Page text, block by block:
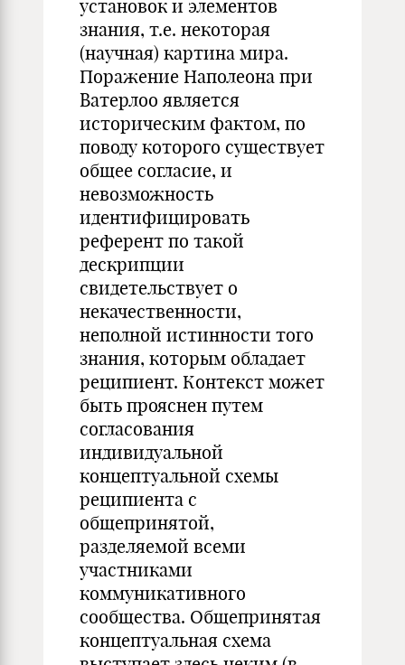
установок и элементов
знания, т.е. некоторая
(научная) картина мира.
Поражение Наполеона при
Ватерлоо является
историческим фактом, по
поводу которого существует
общее согласие, и
невозможность
идентифицировать
референт по такой
дескрипции
свидетельствует о
некачественности,
неполной истинности того
знания, которым обладает
реципиент. Контекст может
быть прояснен путем
согласования
индивидуальной
концептуальной схемы
реципиента с
общепринятой,
разделяемой всеми
участниками
коммуникативного
сообщества. Общепринятая
концептуальная схема